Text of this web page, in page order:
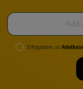
Elfogadom az